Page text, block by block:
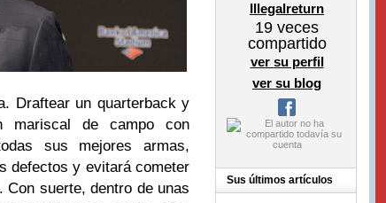
Draftear un quarterback y
mariscal de campo con
sus mejores armas,
defectos y evitará cometer
suerte, dentro de unas
Illegalreturn
19 veces
compartido
ver su perfil
ver su blog
Sus últimos artículos